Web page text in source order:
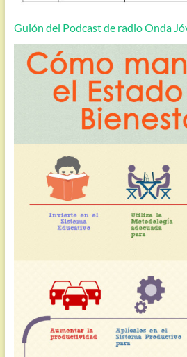
Guión del Podcast de radio Onda